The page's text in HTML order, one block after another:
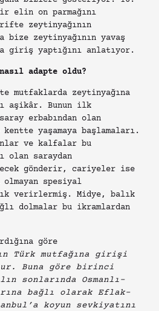
on parmağını
zeytinyağının
bize zeytinyağının yavaş
giriş yaptığını anlatıyor.
adapte oldu?
mutfaklarda zeytinyağına
aşikâr. Bunun ilk
erbabından olan
yaşamaya başlamaları.
ve kalfalar bu
olan saraydan
gönderir, cariyeler ise
olmayan spesiyal
verirlermiş. Midye, balık
dolmalar bu ikramlardan
göre
Türk mutfağına girişi
Buna göre birinci
sonlarında Osmanlı-
bağlı olarak Eflak-
koyun sevkiyatını